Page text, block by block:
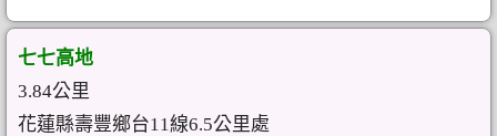
七七高地
3.84公里
花蓮縣壽豐鄉台11線6.5公里處